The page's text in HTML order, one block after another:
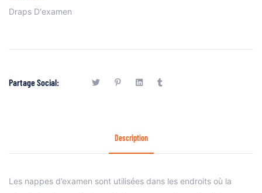
Draps D'examen
Partage Social:
Description
Les nappes d’examen sont utilisées dans les endroits où la